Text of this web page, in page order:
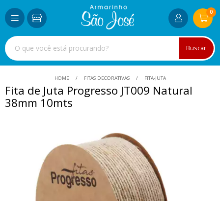
Buscar
0
HOME FITAS DECORATIVAS FITA-JUTA
Fita de Juta Progresso JT009 Natural
38mm 10mts